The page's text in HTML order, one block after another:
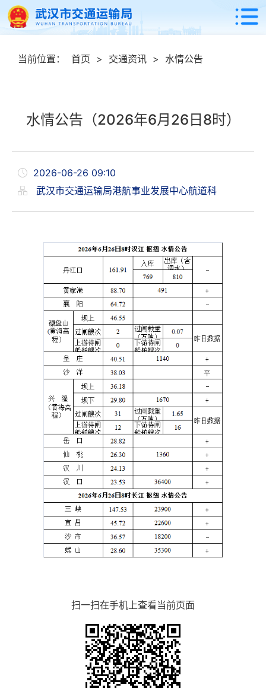
当前位置： 首页 > 交通资讯 > 水情公告
水情公告（2026年6月26日8时）
2026-06-26 09:10
武汉市交通运输局港航事业发展中心航道科
扫一扫在手机上查看当前页面